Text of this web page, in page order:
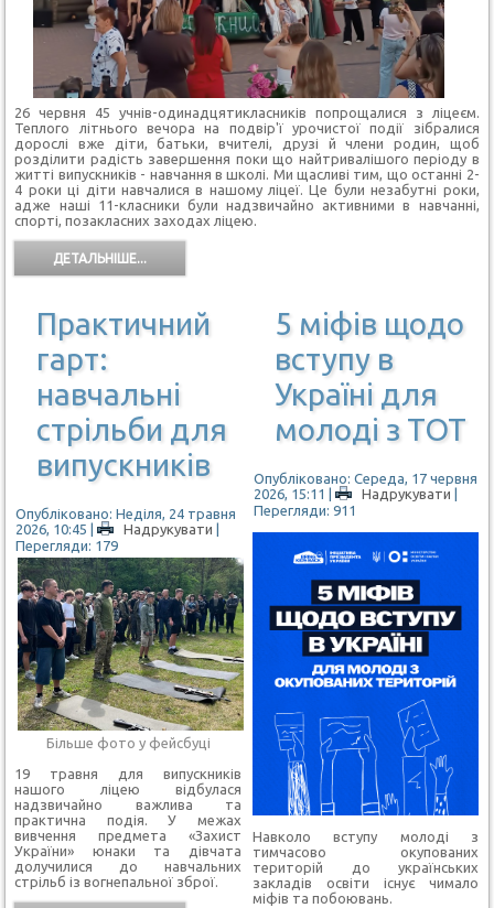
26 червня 45 учнів-одинадцятикласників попрощалися з ліцеєм.
Теплого літнього вечора на подвір'ї урочистої події зібралися
дорослі вже діти, батьки, вчителі, друзі й члени родин, щоб
розділити радість завершення поки що найтривалішого періоду в
житті випускників - навчання в школі. Ми щасливі тим, що останні 2-
4 роки ці діти навчалися в нашому ліцеї. Це були незабутні роки,
адже наші 11-класники були надзвичайно активними в навчанні,
спорті, позакласних заходах ліцею.
ДЕТАЛЬНІШЕ...
Практичний
гарт:
навчальні
стрільби для
випускників
Опубліковано: Неділя, 24 травня
2026, 10:45
| Надрукувати
Перегляди: 179
Більше фото у фейсбуці
19 травня для випускників
нашого ліцею відбулася
надзвичайно важлива та
практична подія. У межах
вивчення предмета «Захист
України» юнаки та дівчата
долучилися до навчальних
стрільб із вогнепальної зброї.
5 міфів щодо
вступу в
Україні для
молоді з ТОТ
Опубліковано: Середа, 17 червня
2026, 15:11
Надрукувати
Перегляди: 911
Навколо вступу молоді з
тимчасово окупованих
територій до українських
закладів освіти існує чимало
міфів та побоювань.